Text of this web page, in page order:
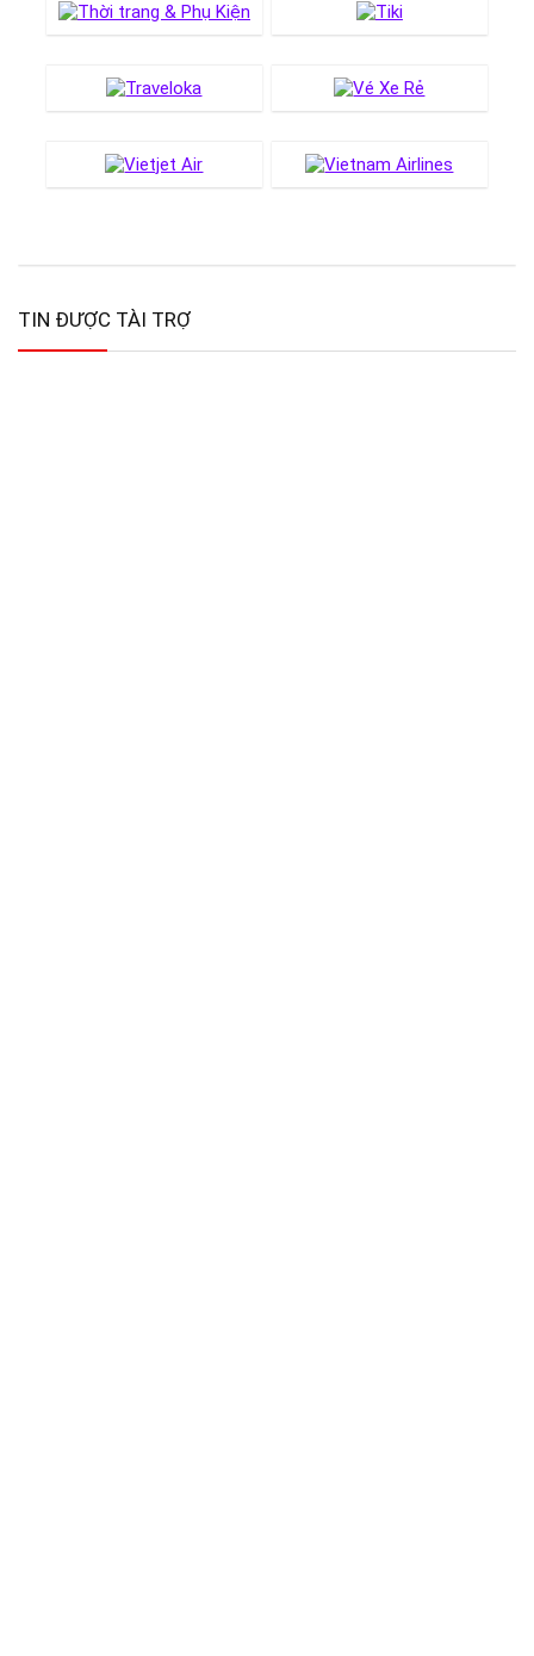
TIN ĐƯỢC TÀI TRỢ